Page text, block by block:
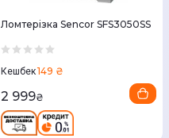
Ломтерізка Sencor SFS3050SS
Кешбек149 ₴
2 999₴